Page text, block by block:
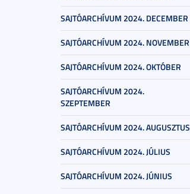
SAJTÓARCHÍVUM 2024. DECEMBER
SAJTÓARCHÍVUM 2024. NOVEMBER
SAJTÓARCHÍVUM 2024. OKTÓBER
SAJTÓARCHÍVUM 2024.
SZEPTEMBER
SAJTÓARCHÍVUM 2024. AUGUSZTUS
SAJTÓARCHÍVUM 2024. JÚLIUS
SAJTÓARCHÍVUM 2024. JÚNIUS